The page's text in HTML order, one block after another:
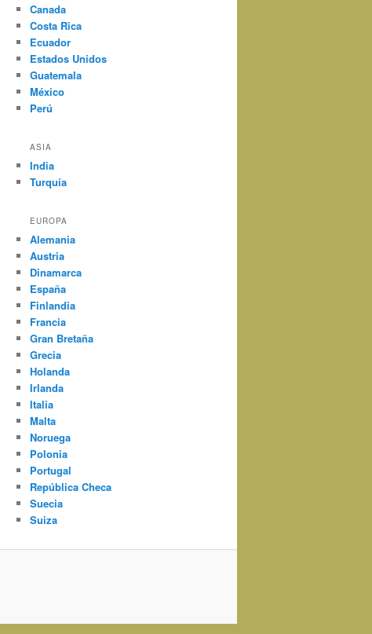
Canada
Costa Rica
Ecuador
Estados Unidos
Guatemala
México
Perú
ASIA
India
Turquía
EUROPA
Alemania
Austria
Dinamarca
España
Finlandia
Francia
Gran Bretaña
Grecia
Holanda
Irlanda
Italia
Malta
Noruega
Polonia
Portugal
República Checa
Suecia
Suiza